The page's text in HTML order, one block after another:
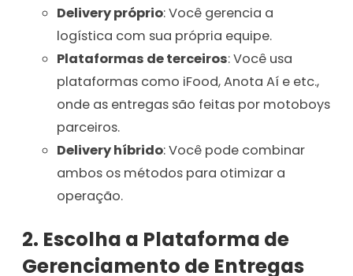
Delivery próprio: Você gerencia a
logística com sua própria equipe.
Plataformas de terceiros: Você usa
plataformas como iFood, Anota Aí e etc.,
onde as entregas são feitas por motoboys
parceiros.
Delivery híbrido: Você pode combinar
ambos os métodos para otimizar a
operação.
2. Escolha a Plataforma de
Gerenciamento de Entregas